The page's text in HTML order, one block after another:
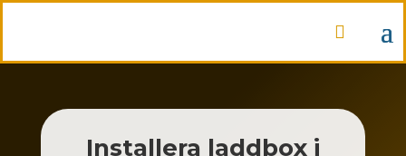

Installera laddbox i